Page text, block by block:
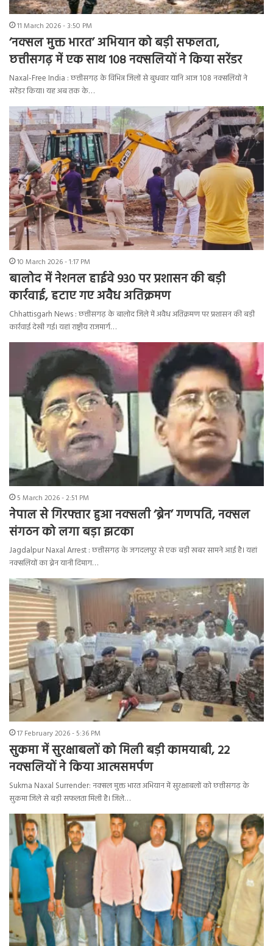
11 March 2026 - 3:50 PM
‘नक्सल मुक्त भारत’ अभियान को बड़ी सफलता,
छत्तीसगढ़ में एक साथ 108 नक्सलियों ने किया सरेंडर
Naxal-Free India : छत्तीसगढ़ के विभिन्न जिलों से बुधवार यानि आज 108 नक्सलियों ने
सरेंडर किया। यह अब तक के…
10 March 2026 - 1:17 PM
बालोद में नेशनल हाईवे 930 पर प्रशासन की बड़ी
कार्रवाई, हटाए गए अवैध अतिक्रमण
Chhattisgarh News : छत्तीसगढ़ के बालोद जिले में अवैध अतिक्रमण पर प्रशासन की बड़ी
कार्रवाई देखी गई। यहां राष्ट्रीय राजमार्ग…
5 March 2026 - 2:51 PM
नेपाल से गिरफ्तार हुआ नक्सली ‘ब्रेन’ गणपति, नक्सल
संगठन को लगा बड़ा झटका
Jagdalpur Naxal Arrest : छत्तीसगढ़ के जगदलपुर से एक बड़ी खबर सामने आई है। यहां
नक्सलियों का ब्रेन यानी दिमाग…
17 February 2026 - 5:36 PM
सुकमा में सुरक्षाबलों को मिली बड़ी कामयाबी, 22
नक्सलियों ने किया आत्मसमर्पण
Sukma Naxal Surrender: नक्सल मुक्त भारत अभियान में सुरक्षाबलों को छत्तीसगढ़ के
सुकमा जिले से बड़ी सफलता मिली है। जिले…